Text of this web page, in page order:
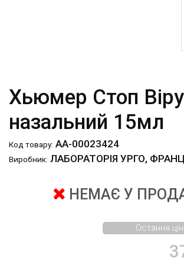
Хьюмер Стоп
назальний 15мл
Код товару: АА-00023424
Виробник: ЛАБОРАТОРІЯ УРГО,
НЕМАЄ У
Остання